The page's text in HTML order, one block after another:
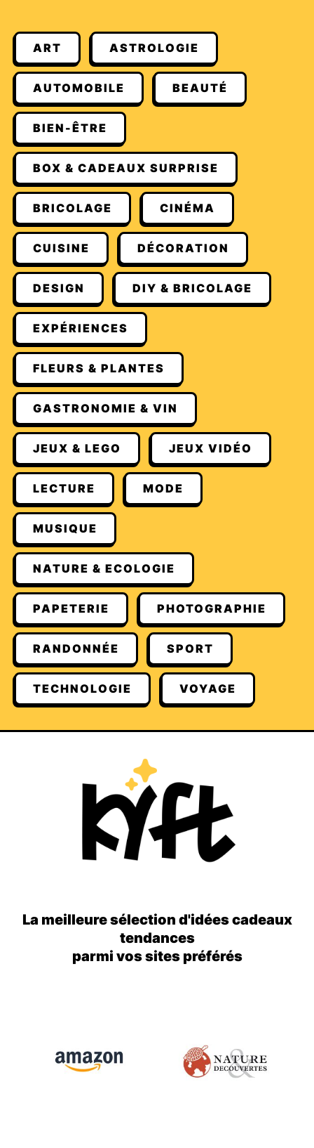
ART ASTROLOGIE
AUTOMOBILE BEAUTÉ
BIEN-ÊTRE
BOX & CADEAUX SURPRISE
BRICOLAGE CINÉMA
CUISINE DÉCORATION
DESIGN DIY & BRICOLAGE
EXPÉRIENCES
FLEURS & PLANTES
GASTRONOMIE & VIN
JEUX & LEGO JEUX VIDÉO
LECTURE MODE
MUSIQUE
NATURE & ECOLOGIE
PAPETERIE PHOTOGRAPHIE
RANDONNÉE SPORT
TECHNOLOGIE VOYAGE
La meilleure sélection d'idées cadeaux
tendances
parmi vos sites préférés